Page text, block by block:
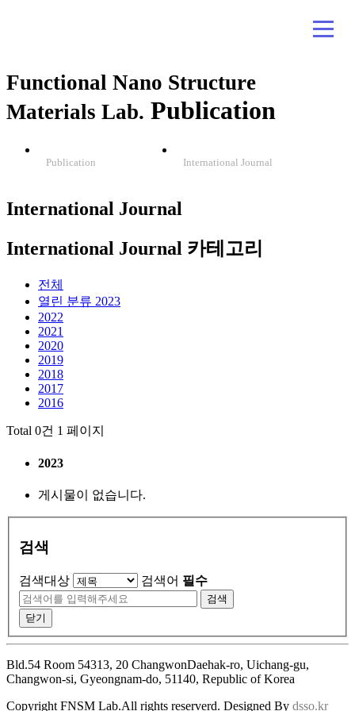
Functional Nano Structure
Materials Lab. Publication
Publication International Journal
International Journal
International Journal 카테고리
전체
열린 분류 2023
2022
2021
2020
2019
2018
2017
2016
Total 0건 1 페이지
2023
게시물이 없습니다.
검색
검색대상 검색어 필수
검색
닫기
Bld.54 Room 54313, 20 ChangwonDaehak-ro, Uichang-gu,
Changwon-si, Gyeongnam-do, 51140, Republic of Korea
Copyright FNSM Lab.All rights reserverd. Designed By dsso.kr